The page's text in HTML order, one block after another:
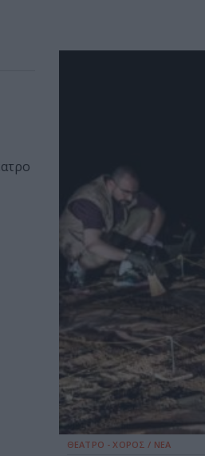
ΘΕΑΤΡΟ - ΧΟΡΟΣ / ΝΕΑ